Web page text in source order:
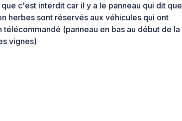
c'est interdit car il y a le panneau qui dit que
herbes sont réservés aux véhicules qui ont
(panneau en bas au début de la
vignes)